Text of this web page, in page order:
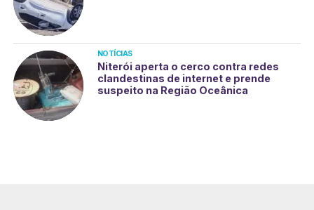
NOTÍCIAS
Niterói aperta o cerco contra redes
clandestinas de internet e prende
suspeito na Região Oceânica